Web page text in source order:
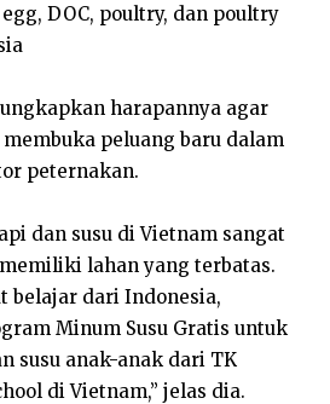
DOC, poultry, dan poultry
harapannya agar
peluang baru dalam
peternakan.
dan susu di Vietnam sangat
lahan yang terbatas.
belajar dari Indonesia,
Minum Susu Gratis untuk
susu anak-anak dari TK
di Vietnam,” jelas dia.